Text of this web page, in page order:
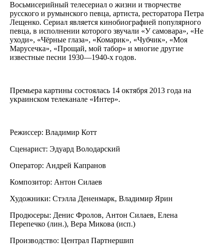
Восьмисерийный телесериал о жизни и творчестве
русского и румынского певца, артиста, ресторатора Петра
Лещенко. Сериал является кинобиографией популярного
певца, в исполнении которого звучали «У самовара», «Не
уходи», «Чёрные глаза», «Комарик», «Чубчик», «Моя
Марусечка», «Прощай, мой табор» и многие другие
известные песни 1930—1940-х годов.
Премьера картины состоялась 14 октября 2013 года на
украинском телеканале «Интер».
Режиссер: Владимир Котт
Сценарист: Эдуард Володарский
Оператор: Андрей Капранов
Композитор: Антон Силаев
Художники: Стэлла Дененмарк, Владимир Ярин
Продюсеры: Денис Фролов, Антон Силаев, Елена
Перепечко (лин.), Вера Микова (иcп.)
Производство: Централ Партнершип